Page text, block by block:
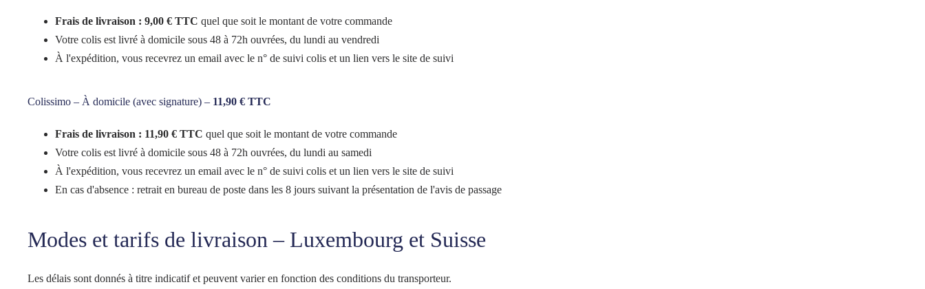
Frais de livraison : 9,00 € TTC quel que soit le montant de votre commande
Votre colis est livré à domicile sous 48 à 72h ouvrées, du lundi au vendredi
À l'expédition, vous recevrez un email avec le n° de suivi colis et un lien vers le site de suivi
Colissimo – À domicile (avec signature) – 11,90 € TTC
Frais de livraison : 11,90 € TTC quel que soit le montant de votre commande
Votre colis est livré à domicile sous 48 à 72h ouvrées, du lundi au samedi
À l'expédition, vous recevrez un email avec le n° de suivi colis et un lien vers le site de suivi
En cas d'absence : retrait en bureau de poste dans les 8 jours suivant la présentation de l'avis de passage
Modes et tarifs de livraison – Luxembourg et Suisse
Les délais sont donnés à titre indicatif et peuvent varier en fonction des conditions du transporteur.